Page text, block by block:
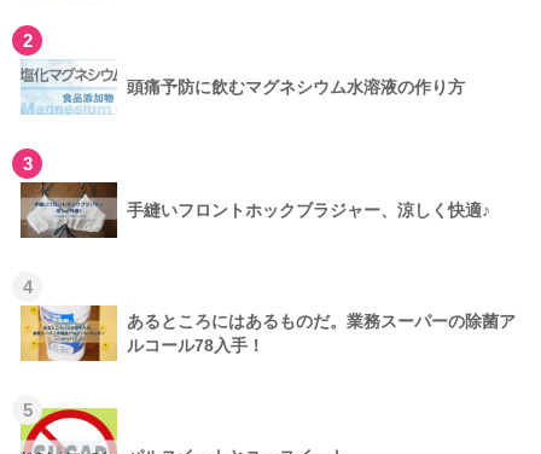
2
頭痛予防に飲むマグネシウム水溶液の作り方
3
手縫いフロントホックブラジャー、涼しく快適♪
4
あるところにはあるものだ。業務スーパーの除菌ア
ルコール78入手！
5